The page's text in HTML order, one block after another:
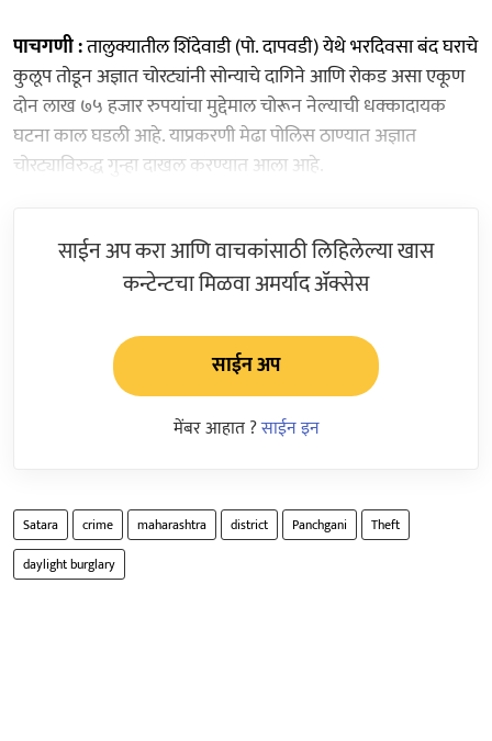
पाचगणी :तालुक्यातील शिंदेवाडी (पो. दापवडी) येथे भरदिवसा बंद घराचे
कुलूप तोडून अज्ञात चोरट्यांनी सोन्याचे दागिने आणि रोकड असा एकूण
दोन लाख ७५ हजार रुपयांचा मुद्देमाल चोरून नेल्याची धक्कादायक
घटना काल घडली आहे. याप्रकरणी मेढा पोलिस ठाण्यात अज्ञात
चोरट्याविरुद्ध गुन्हा दाखल करण्यात आला आहे.
साईन अप करा आणि वाचकांसाठी लिहिलेल्या खास
कन्टेन्टचा मिळवा अमर्याद ॲक्सेस
साईन अप
मेंबर आहात ?साईन इन
Satara crime maharashtra district Panchgani
Theft
daylight burglary